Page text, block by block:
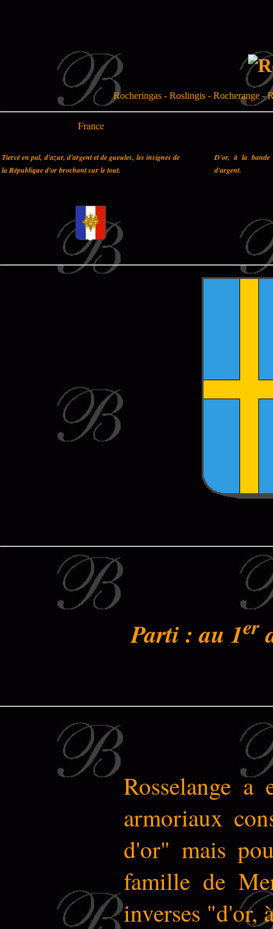
Rocheringas - Roslingis - Rocherange -
France
Tiercé en pal, d'azur, d'argent et de gueules, les insignes de
la République d'or brochant sur le tout.
D'or, à la bande
d'argent.
Parti : au 1er
Rosselange
armoriaux
d'or" mais
famille de
inverses "d'or,